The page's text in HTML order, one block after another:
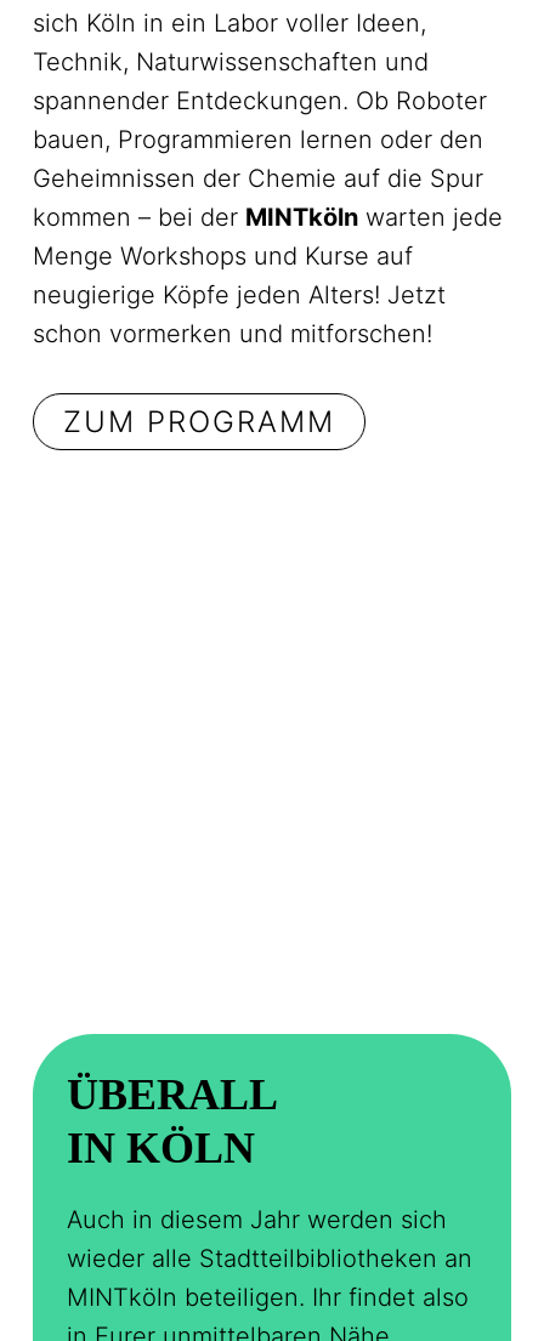
sich Köln in ein Labor voller Ideen,
Technik, Naturwissenschaften und
spannender Entdeckungen. Ob Roboter
bauen, Programmieren lernen oder den
Geheimnissen der Chemie auf die Spur
kommen – bei der MINTkölnwarten jede
Menge Workshops und Kurse auf
neugierige Köpfe jeden Alters! Jetzt
schon vormerken und mitforschen!
ZUM PROGRAMM
ÜBERALL
IN KÖLN
Auch in diesem Jahr werden sich
wieder alle Stadtteilbibliotheken an
MINTköln beteiligen. Ihr findet also